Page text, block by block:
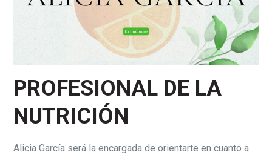
PROFESIONAL DE LA
NUTRICIÓN
Alicia García será la encargada de orientarte en cuanto a